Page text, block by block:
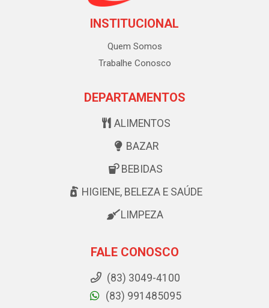
INSTITUCIONAL
Quem Somos
Trabalhe Conosco
DEPARTAMENTOS
ALIMENTOS
BAZAR
BEBIDAS
HIGIENE, BELEZA E SAÚDE
LIMPEZA
FALE CONOSCO
(83) 3049-4100
(83) 991485095